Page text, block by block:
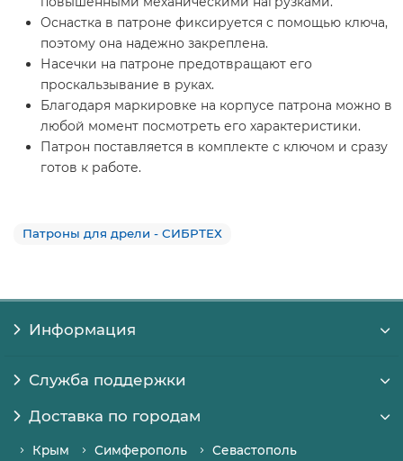
Оснастка в патроне фиксируется с помощью ключа,
поэтому она надежно закреплена.
Насечки на патроне предотвращают его
проскальзывание в руках.
Благодаря маркировке на корпусе патрона можно в
любой момент посмотреть его характеристики.
Патрон поставляется в комплекте с ключом и сразу
готов к работе.
Патроны для дрели - СИБРТЕХ
Информация
Служба поддержки
Доставка по городам
Крым Симферополь
Севастополь